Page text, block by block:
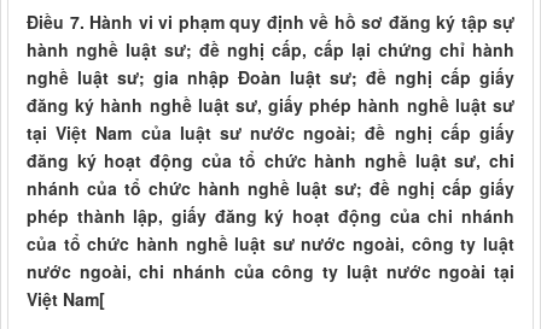
Điều 7. Hành vi vi phạm quy định về hồ sơ đăng ký tập sự
hành nghề luật sư; đề nghị cấp, cấp lại chứng chỉ hành
nghề luật sư; gia nhập Đoàn luật sư; đề nghị cấp giấy
đăng ký hành nghề luật sư, giấy phép hành nghề luật sư
tại Việt Nam của luật sư nước ngoài; đề nghị cấp giấy
đăng ký hoạt động của tổ chức hành nghề luật sư, chi
nhánh của tổ chức hành nghề luật sư; đề nghị cấp giấy
phép thành lập, giấy đăng ký hoạt động của chi nhánh
của tổ chức hành nghề luật sư nước ngoài, công ty luật
nước ngoài, chi nhánh của công ty luật nước ngoài tại
Việt Nam[